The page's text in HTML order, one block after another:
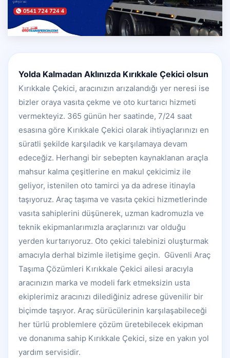
Yolda Kalmadan Aklınızda Kırıkkale Çekici olsun
Kırıkkale Çekici, aracınızın arızalandığı yer neresi ise
bizler oraya vasıta çekme ve oto kurtarıcı hizmeti
vermekteyiz. 365 günün her saatinde, 7/24 saat
esasına göre Kırıkkale Çekici olarak ihtiyaçlarınızı en
süratli şekilde karşıladık ve karşılamaya devam
edeceğiz. Herhangi bir sebepten kaynaklanan araçla
mahsur kalma çeşitlerine en makul çekicimiz ile
geliyor, istenilen oto tamirci ya da adrese itinayla
taşıyoruz. Araç taşıma ve vasıta çekici hizmetlerinde
vasıta sahiplerini düşünerek, uzman kadromuzla ve
teknik ekipmanlarımızla araçlarınızı var olduğu
yerden kurtarıyoruz. Oto çekici talebinizi oluşturmak
amacıyla derhal bizimle iletişime geçin. Güvenli Araç
Taşıma Çözümleri Kırıkkale Çekici ailesi aracıyla
aracınızın marka ve modeli fark etmeksizin usta
ekiplerimiz aracınızı dilediğiniz adrese güvenilir bir
biçimde taşıyor. Araç sürücülerinin karşılaşabileceği
her türlü problemlere çözüm üretebilecek ekipman
ve donanıma sahip Kırıkkale Çekici, size en yakın yol
yardım servisidir.